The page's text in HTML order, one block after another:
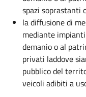
spazi soprastanti
la diffusione di
mediante
demanio o al
privati laddove
pubblico del
veicoli adibiti a